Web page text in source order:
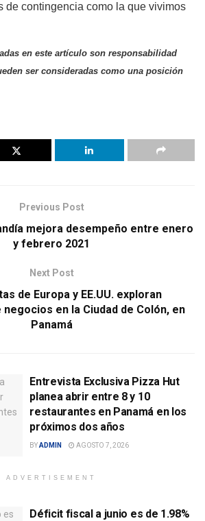
de contingencia como la que vivimos
en este artículo son responsabilidad
ser consideradas como una posición
Previous Post
mejora desempeño entre enero
y febrero 2021
Next Post
de Europa y EE.UU. exploran
en la Ciudad de Colón, en
Panamá
Entrevista Exclusiva Pizza Hut
planea abrir entre 8 y 10
restaurantes en Panamá en los
próximos dos años
BYADMIN AGOSTO 7, 2026
ADVERTISEMENT
Déficit fiscal a junio es de 1.98%